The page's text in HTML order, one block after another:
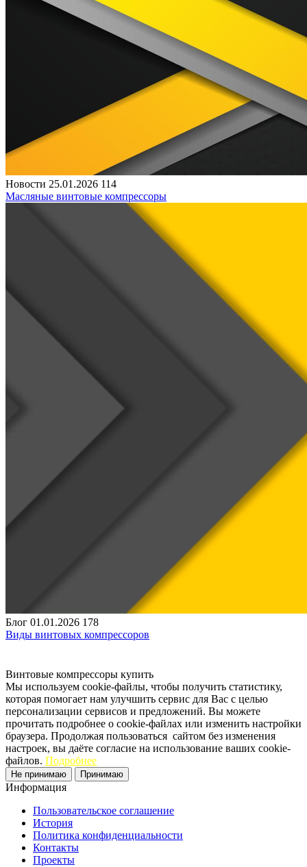
Новости 25.01.2026 114
Масляные винтовые компрессоры
Блог 01.01.2026 178
Виды винтовых компрессоров
Винтовые компрессоры купить
Мы используем cookie-файлы, чтобы получить статистику,
которая помогает нам улучшить сервис для Вас с целью
персонализации сервисов и предложений. Вы можете
прочитать подробнее о cookie-файлах или изменить настройки
браузера. Продолжая пользоваться сайтом без изменения
настроек, вы даёте согласие на использование ваших cookie-
файлов. Подробнее
Не принимаю Принимаю
Информация
Пользовательское соглашение
История
Политика конфиденциальности
Контакты
Проекты